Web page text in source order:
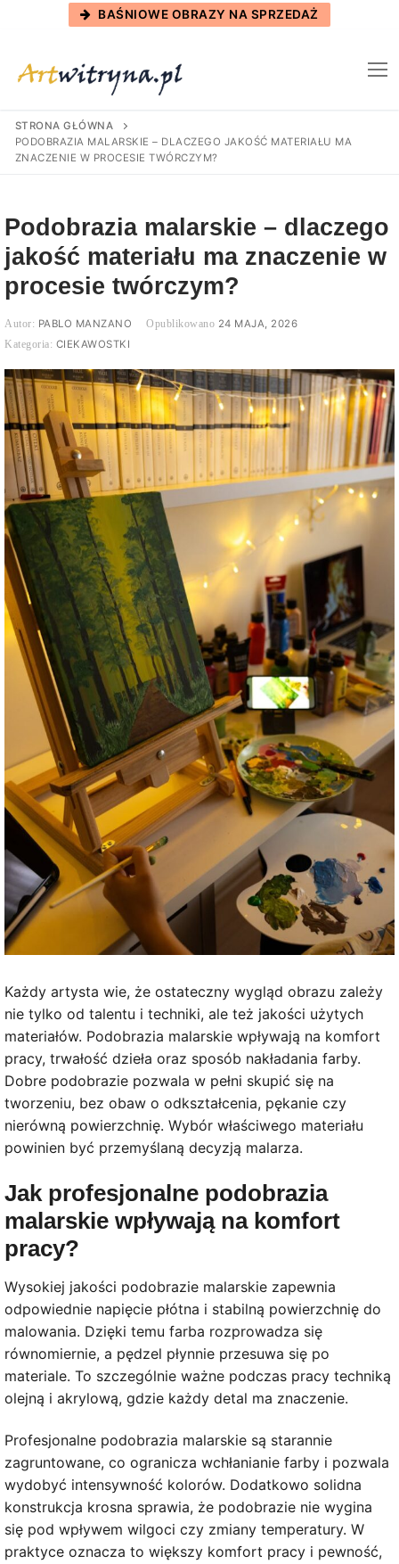
BAŚNIOWE OBRAZY NA SPRZEDAŻ
STRONA GŁÓWNA
PODOBRAZIA MALARSKIE – DLACZEGO JAKOŚĆ MATERIAŁU MA
ZNACZENIE W PROCESIE TWÓRCZYM?
Podobrazia malarskie – dlaczego
jakość materiału ma znaczenie w
procesie twórczym?
PABLO MANZANO
24 MAJA, 2026
CIEKAWOSTKI
Każdy artysta wie, że ostateczny wygląd obrazu zależy
nie tylko od talentu i techniki, ale też jakości użytych
materiałów. Podobrazia malarskie wpływają na komfort
pracy, trwałość dzieła oraz sposób nakładania farby.
Dobre podobrazie pozwala w pełni skupić się na
tworzeniu, bez obaw o odkształcenia, pękanie czy
nierówną powierzchnię. Wybór właściwego materiału
powinien być przemyślaną decyzją malarza.
Jak profesjonalne podobrazia
malarskie wpływają na komfort
pracy?
Wysokiej jakości podobrazie malarskie zapewnia
odpowiednie napięcie płótna i stabilną powierzchnię do
malowania. Dzięki temu farba rozprowadza się
równomiernie, a pędzel płynnie przesuwa się po
materiale. To szczególnie ważne podczas pracy techniką
olejną i akrylową, gdzie każdy detal ma znaczenie.
Profesjonalne podobrazia malarskie są starannie
zagruntowane, co ogranicza wchłanianie farby i pozwala
wydobyć intensywność kolorów. Dodatkowo solidna
konstrukcja krosna sprawia, że podobrazie nie wygina
się pod wpływem wilgoci czy zmiany temperatury. W
praktyce oznacza to większy komfort pracy i pewność,